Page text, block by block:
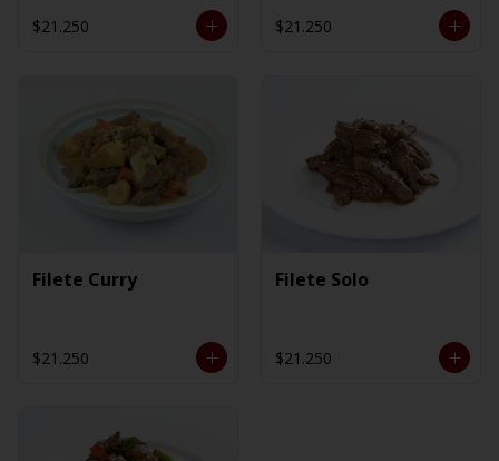
$21.250 $21.250
Filete Curry
$21.250
Filete Solo
$21.250